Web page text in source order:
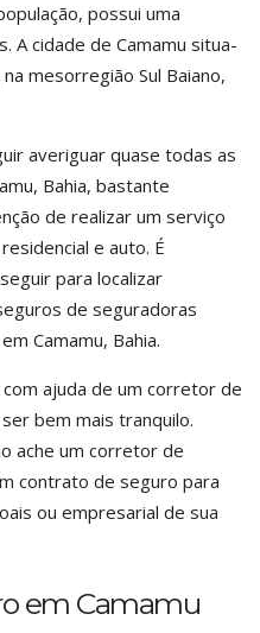
possui uma
A cidade de Camamu situa-
mesorregião Sul Baiano,
averiguar quase todas as
Bahia, bastante
de realizar um serviço
e auto. É
para localizar
de seguradoras
Camamu, Bahia.
ajuda de um corretor de
bem mais tranquilo.
ache um corretor de
contrato de seguro para
ou empresarial de sua
em Camamu